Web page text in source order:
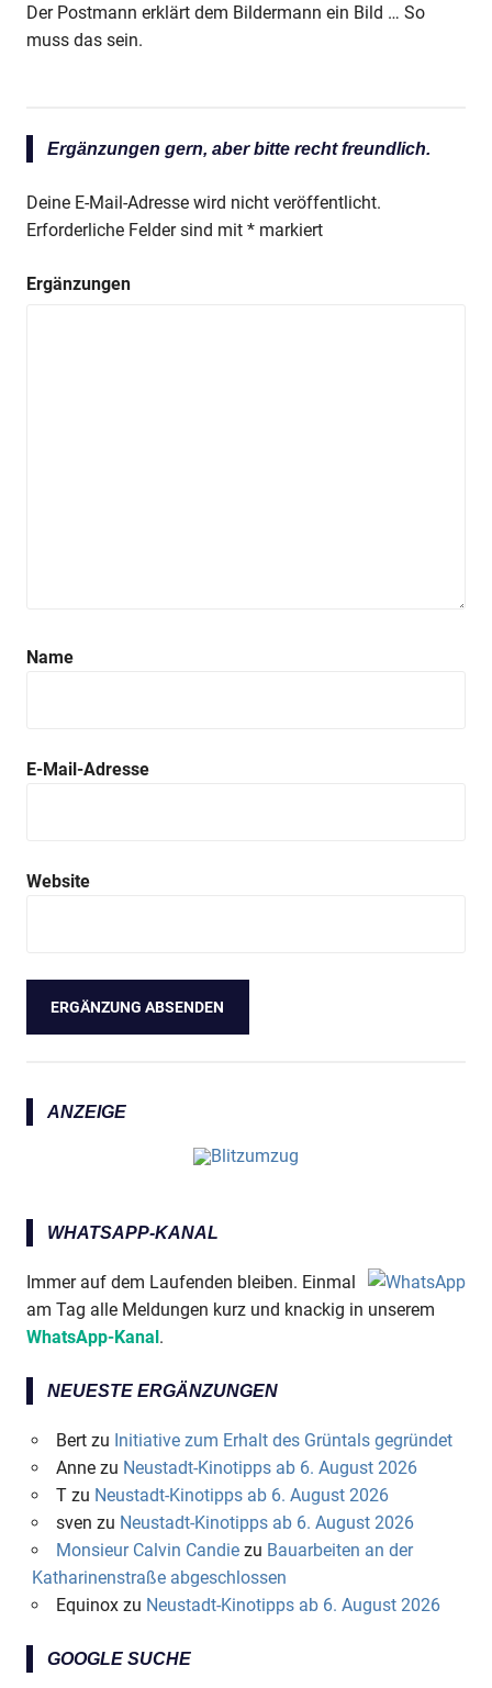
Der Postmann erklärt dem Bildermann ein Bild … So
muss das sein.
Ergänzungen gern, aber bitte recht freundlich.
Deine E-Mail-Adresse wird nicht veröffentlicht.
Erforderliche Felder sind mit * markiert
Ergänzungen
Name
E-Mail-Adresse
Website
ANZEIGE
WHATSAPP-KANAL
Immer auf dem Laufenden bleiben. Einmal
am Tag alle Meldungen kurz und knackig in unserem
WhatsApp-Kanal .
NEUESTE ERGÄNZUNGEN
Bertzu Initiative zum Erhalt des Grüntals gegründet
Annezu Neustadt-Kinotipps ab 6. August 2026
Tzu Neustadt-Kinotipps ab 6. August 2026
sven zu Neustadt-Kinotipps ab 6. August 2026
Monsieur Calvin Candiezu Bauarbeiten an der
Katharinenstraße abgeschlossen
Equinoxzu Neustadt-Kinotipps ab 6. August 2026
GOOGLE SUCHE